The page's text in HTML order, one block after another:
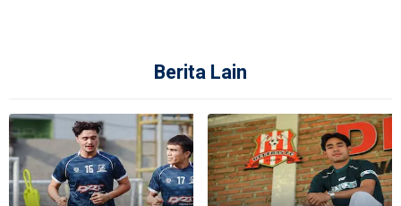
Berita Lain